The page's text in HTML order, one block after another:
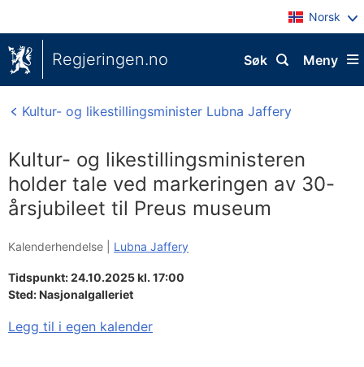
Norsk
Regjeringen.no Meny
Søk
Kultur- og likestillingsminister Lubna Jaffery
Kultur- og likestillingsministeren
holder tale ved markeringen av 30-
årsjubileet til Preus museum
Kalenderhendelse | Lubna Jaffery
Tidspunkt: 24.10.2025 kl. 17:00
Sted:Nasjonalgalleriet
Legg til i egen kalender